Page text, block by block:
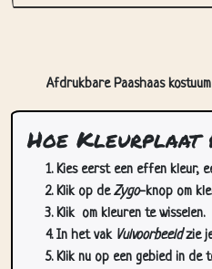
Afdrukbare Paashaas
Hoe Kleurplaat
Kies eerst een effen kleur,
Klik op deZygo-knop om
Klik om kleuren te wisselen.
In het vak Vulvoorbeeldzie
Klik nu op een gebied in